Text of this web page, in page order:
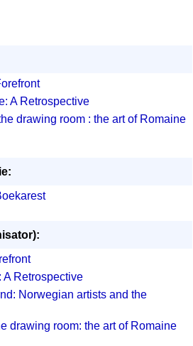
A Retrospective
drawing room : the art of Romaine
A Retrospective
Norwegian artists and the
drawing room: the art of Romaine